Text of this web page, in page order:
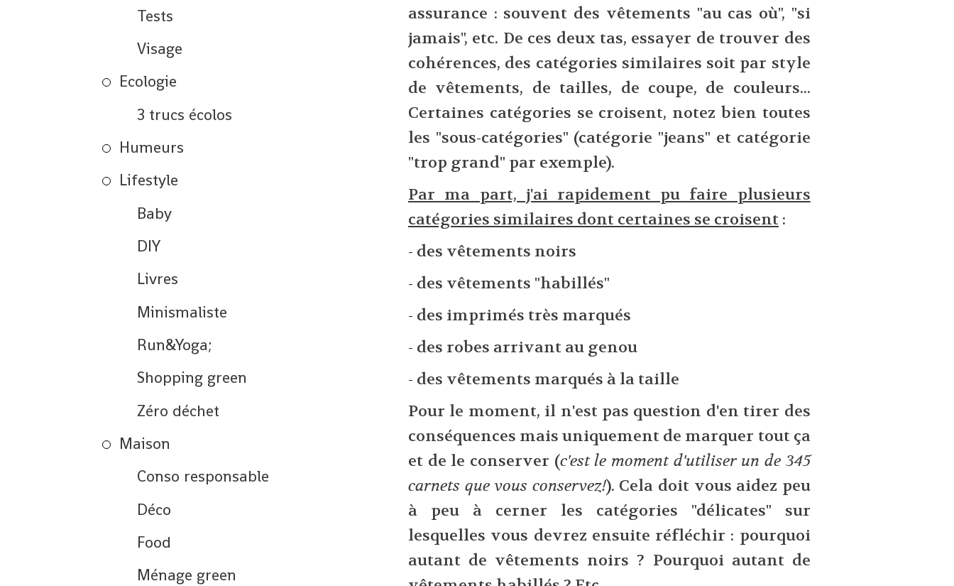
Tests
Visage
Ecologie
3 trucs écolos
Humeurs
Lifestyle
Baby
DIY
Livres
Minismaliste
Run&Yoga;
Shopping green
Zéro déchet
Maison
Conso responsable
Déco
Food
Ménage green
assurance : souvent des vêtements "au cas où", "si
jamais", etc. De ces deux tas, essayer de trouver des
cohérences, des catégories similaires soit par style
de vêtements, de tailles, de coupe, de couleurs...
Certaines catégories se croisent, notez bien toutes
les "sous-catégories" (catégorie "jeans" et catégorie
"trop grand" par exemple).
Par ma part, j'ai rapidement pu faire plusieurs
catégories similaires dont certaines se croisent :
- des vêtements noirs
- des vêtements "habillés"
- des imprimés très marqués
- des robes arrivant au genou
- des vêtements marqués à la taille
Pour le moment, il n'est pas question d'en tirer des
conséquences mais uniquement de marquer tout ça
et de le conserver (c'est le moment d'utiliser un de 345
carnets que vous conservez!). Cela doit vous aidez peu
à peu à cerner les catégories "délicates" sur
lesquelles vous devrez ensuite réfléchir : pourquoi
autant de vêtements noirs ? Pourquoi autant de